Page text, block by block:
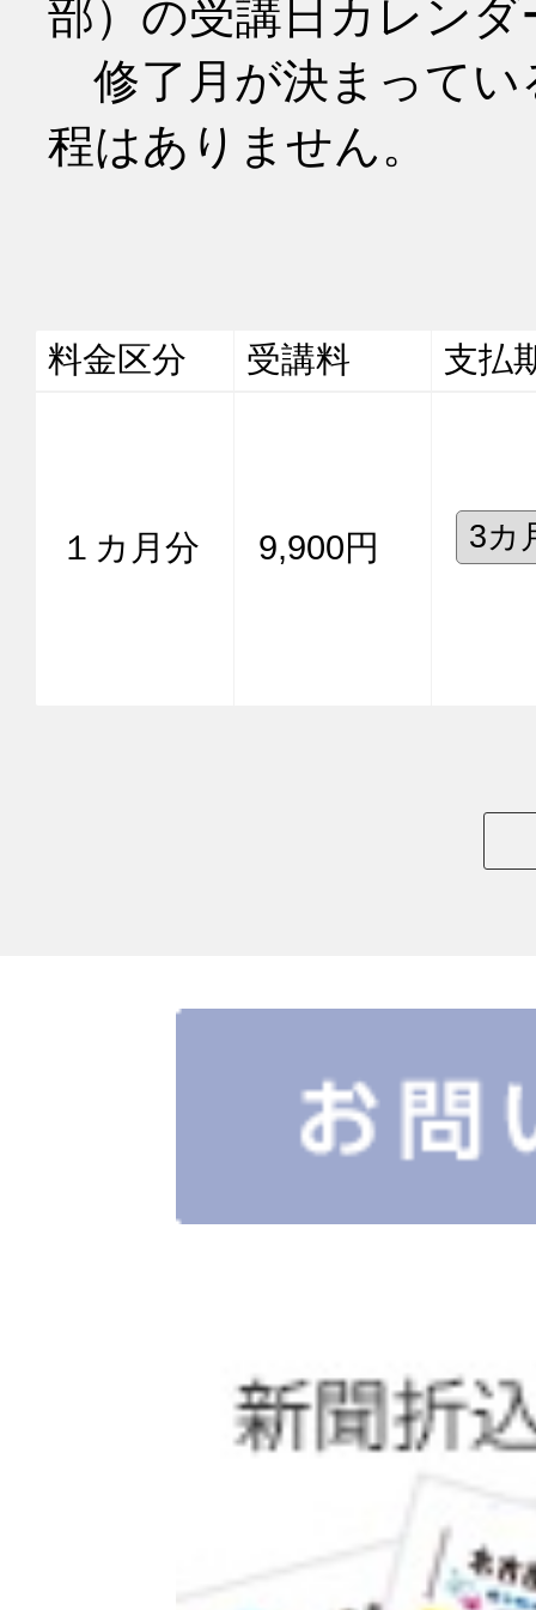
部）の受講日カレン
修了月が決まってい
程はありません。
料金区分 受講料 支払
１カ月分 9,900円